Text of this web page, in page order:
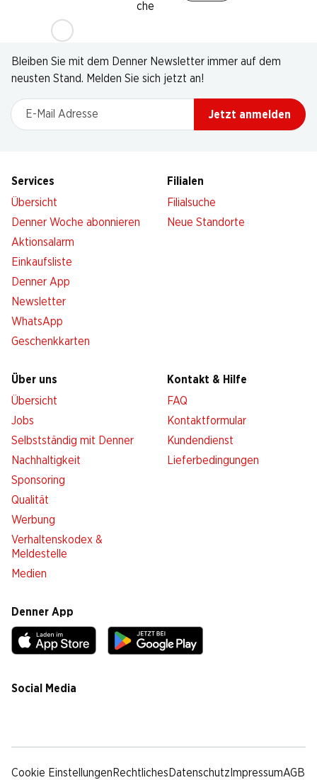
che
Newsletter
Bleiben Sie mit dem Denner Newsletter immer auf dem
neusten Stand. Melden Sie sich jetzt an!
E-Mail Adresse
Jetzt anmelden
Services
Übersicht
Denner Woche abonnieren
Aktionsalarm
Einkaufsliste
Denner App
Newsletter
WhatsApp
Geschenkkarten
Filialen
Filialsuche
Neue Standorte
Über uns
Übersicht
Jobs
Selbstständig mit Denner
Nachhaltigkeit
Sponsoring
Qualität
Werbung
Verhaltenskodex &
Meldestelle
Medien
Kontakt & Hilfe
FAQ
Kontaktformular
Kundendienst
Lieferbedingungen
Denner App
Social Media
Cookie Einstellungen Rechtliches Datenschutz ImpressumAGB